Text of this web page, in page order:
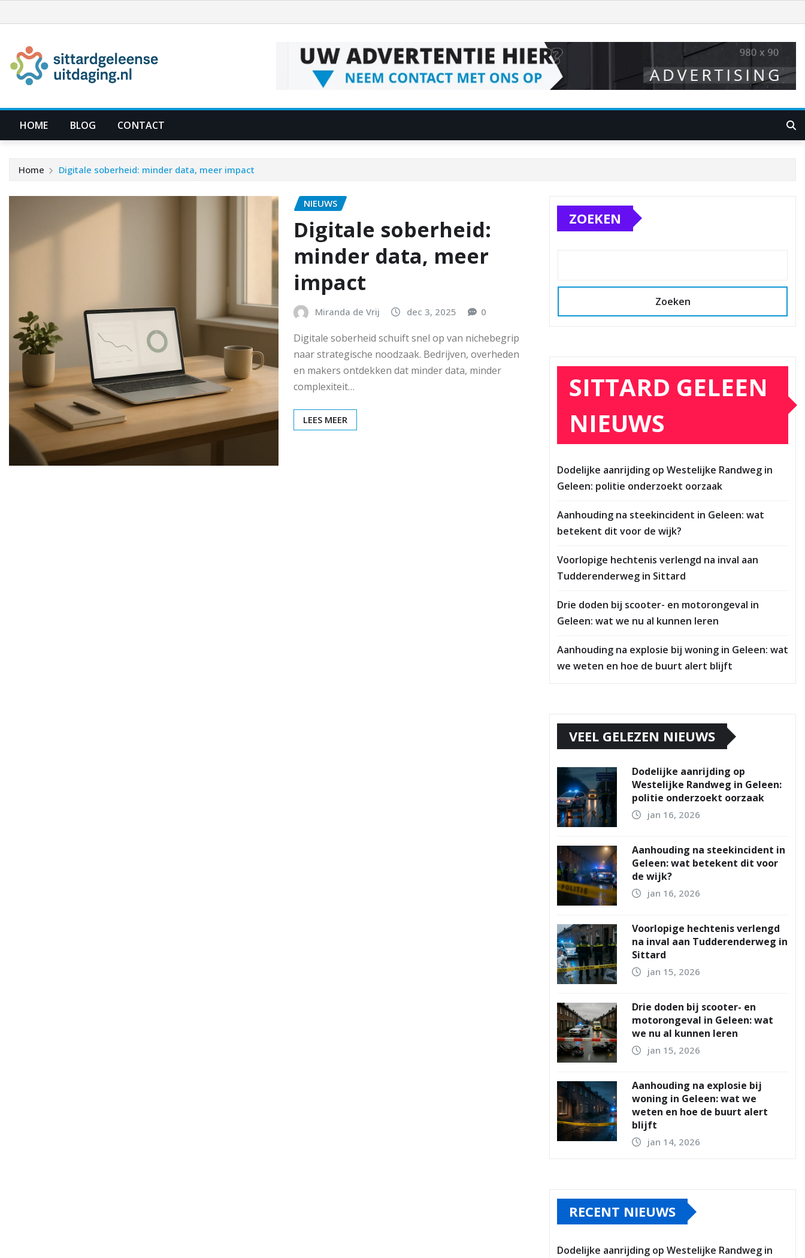
naar
inhoud
HOME BLOG CONTACT
Home Digitale soberheid: minder data, meer impact
NIEUWS
Digitale soberheid:
minder data, meer
impact
Miranda de Vrij dec 3, 2025 0
Digitale soberheid schuift snel op van nichebegrip
naar strategische noodzaak. Bedrijven, overheden
en makers ontdekken dat minder data, minder
complexiteit…
LEES MEER
ZOEKEN
Zoeken
SITTARD GELEEN
NIEUWS
Dodelijke aanrijding op Westelijke Randweg in
Geleen: politie onderzoekt oorzaak
Aanhouding na steekincident in Geleen: wat
betekent dit voor de wijk?
Voorlopige hechtenis verlengd na inval aan
Tudderenderweg in Sittard
Drie doden bij scooter- en motorongeval in
Geleen: wat we nu al kunnen leren
Aanhouding na explosie bij woning in Geleen: wat
we weten en hoe de buurt alert blijft
VEEL GELEZEN NIEUWS
Dodelijke aanrijding op
Westelijke Randweg in Geleen:
politie onderzoekt oorzaak
jan 16, 2026
Aanhouding na steekincident in
Geleen: wat betekent dit voor
de wijk?
jan 16, 2026
Voorlopige hechtenis verlengd
na inval aan Tudderenderweg in
Sittard
jan 15, 2026
Drie doden bij scooter- en
motorongeval in Geleen: wat
we nu al kunnen leren
jan 15, 2026
Aanhouding na explosie bij
woning in Geleen: wat we
weten en hoe de buurt alert
blijft
jan 14, 2026
RECENT NIEUWS
Dodelijke aanrijding op Westelijke Randweg in